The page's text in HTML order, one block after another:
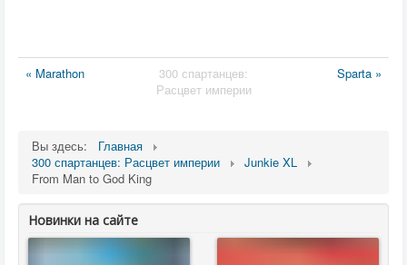
« Marathon
300 спартанцев:
Расцвет империи
Sparta »
Вы здесь:
Главная
300 спартанцев: Расцвет империи
Junkie XL
From Man to God King
Новинки на сайте